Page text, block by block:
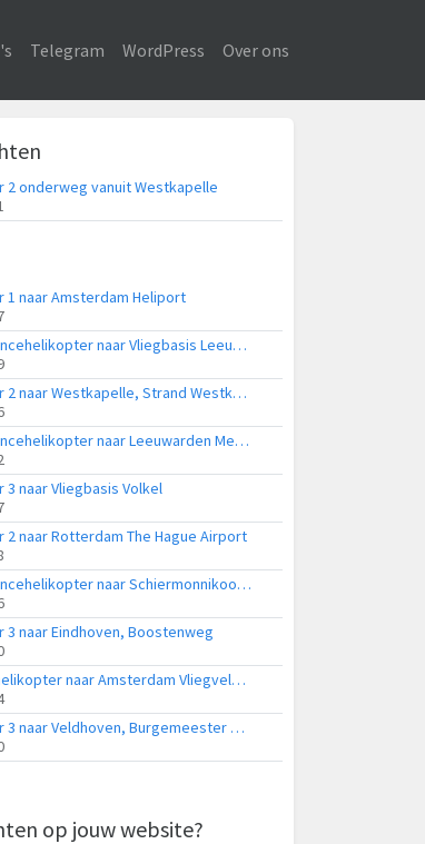
Telegram WordPress Over ons
2 onderweg vanuit Westkapelle
1 naar Amsterdam Heliport
Ambulancehelikopter naar Vliegbasis Leeuwarden
Lifeliner 2 naar Westkapelle, Strand Westkapelle
Ambulancehelikopter naar Leeuwarden Medical Center Heliport
3 naar Vliegbasis Volkel
2 naar Rotterdam The Hague Airport
Ambulancehelikopter naar Schiermonnikoog Heliport
3 naar Eindhoven, Boostenweg
Politiehelikopter naar Amsterdam Vliegveld Schiphol
Lifeliner 3 naar Veldhoven, Burgemeester van Hoofflaan
op jouw website?